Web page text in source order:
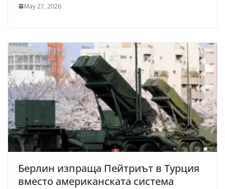
May 27, 2026
Берлин изпраща Пейтриът в Турция
вместо американската система